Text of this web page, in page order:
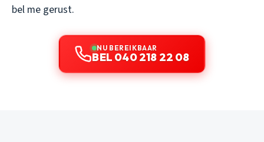
bel me gerust.
NU BEREIKBAAR
BEL 040 218 22 08